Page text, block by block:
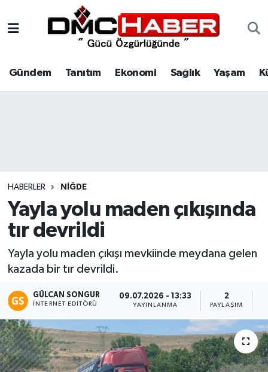
Gündem Tanıtım Ekonomi Sağlık Yaşam
HABERLER NIĞDE
Yayla yolu maden çıkışında
tır devrildi
Yayla yolu maden çıkışı mevkiinde meydana gelen
kazada bir tır devrildi.
GÜLCAN SONGUR
İNTERNET EDITÖRÜ
09.07.2026 - 13:33
YAYINLANMA
2
PAYLAŞIM
Tanıtım
Spor
Siyaset
Eğitim
Teknoloji
Asayiş
Nöbetçi Eczaneler
Hava Durumu
Haber Arşivi